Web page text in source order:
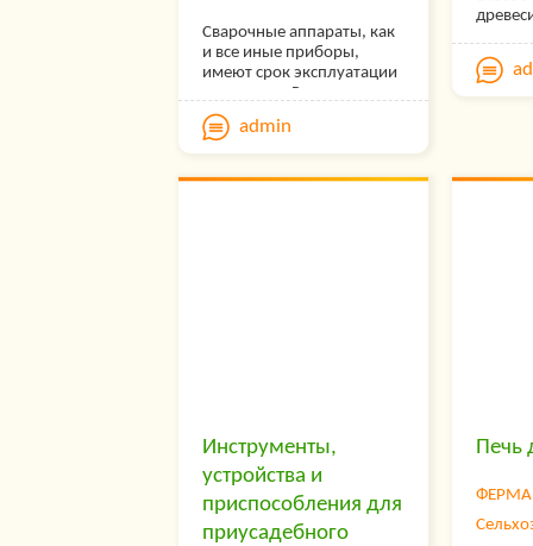
Сварочные аппараты, как
и все иные приборы,
имеют срок эксплуатации
и гарантии. Разница
между этими понятиями
существенна. По
истечении срока
эксплуатации приборы,
деталей.
admin
нее
Инструменты,
устройства и
приспособления для
приусадебного
Печь
ФЕРМА